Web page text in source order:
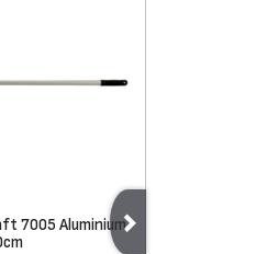
7005 Aluminium